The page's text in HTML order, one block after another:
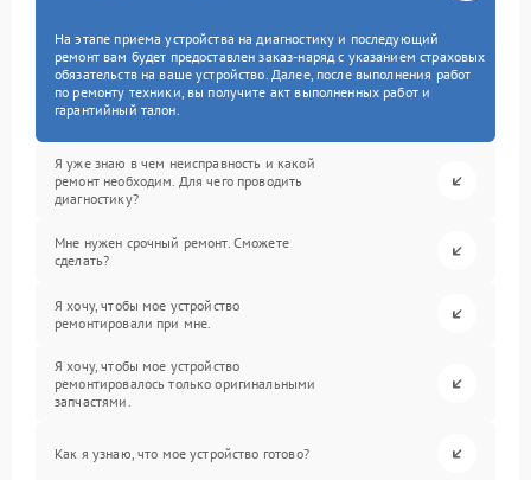
На этапе приема устройства на диагностику и последующий
ремонт вам будет предоставлен заказ-наряд с указанием страховых
обязательств на ваше устройство. Далее, после выполнения работ
по ремонту техники, вы получите акт выполненных работ и
гарантийный талон.
Я уже знаю в чем неисправность и какой
ремонт необходим. Для чего проводить
диагностику?
Мне нужен срочный ремонт. Сможете
сделать?
Я хочу, чтобы мое устройство
ремонтировали при мне.
Я хочу, чтобы мое устройство
ремонтировалось только оригинальными
запчастями.
Как я узнаю, что мое устройство готово?